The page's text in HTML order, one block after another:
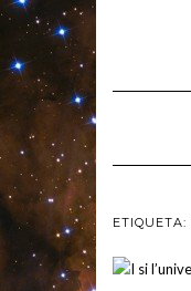
Skip
ETIQUETA: